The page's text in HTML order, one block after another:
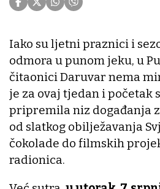
Iako su ljetni praznici i
odmora u punom jeku, u
čitaonici Daruvar nema
je za ovaj tjedan i početak
pripremila niz događanja
od slatkog obilježavanja
čokolade do filmskih
radionica.